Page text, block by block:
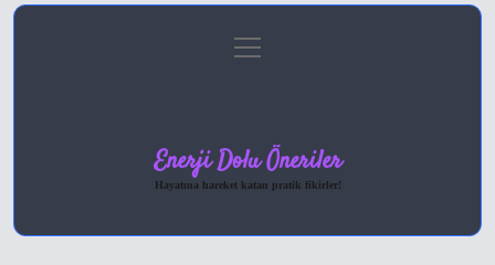
Gizlilik Politikası
menüyü
aç
Enerji Dolu Öneriler
Hayatına hareket katan pratik fikirler!